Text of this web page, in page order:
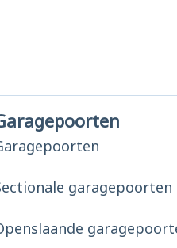
garagepoorten